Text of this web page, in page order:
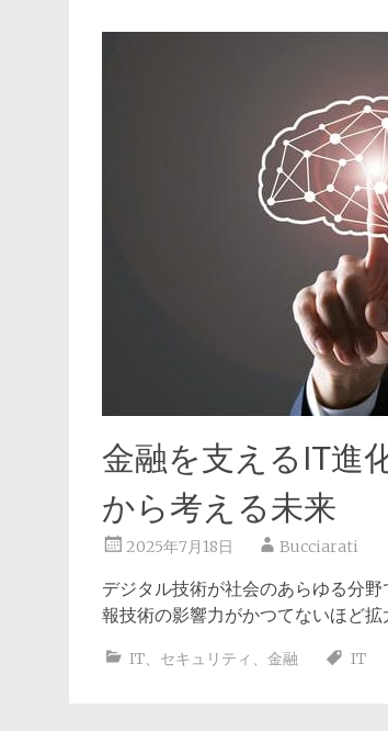
金融を支えるIT進
から考える未来
2025年7月18日 Bucciarati
デジタル技術が社会のあらゆる分
報技術の影響力がかつてないほど拡
IT、 セキュリティ 、 金融 IT